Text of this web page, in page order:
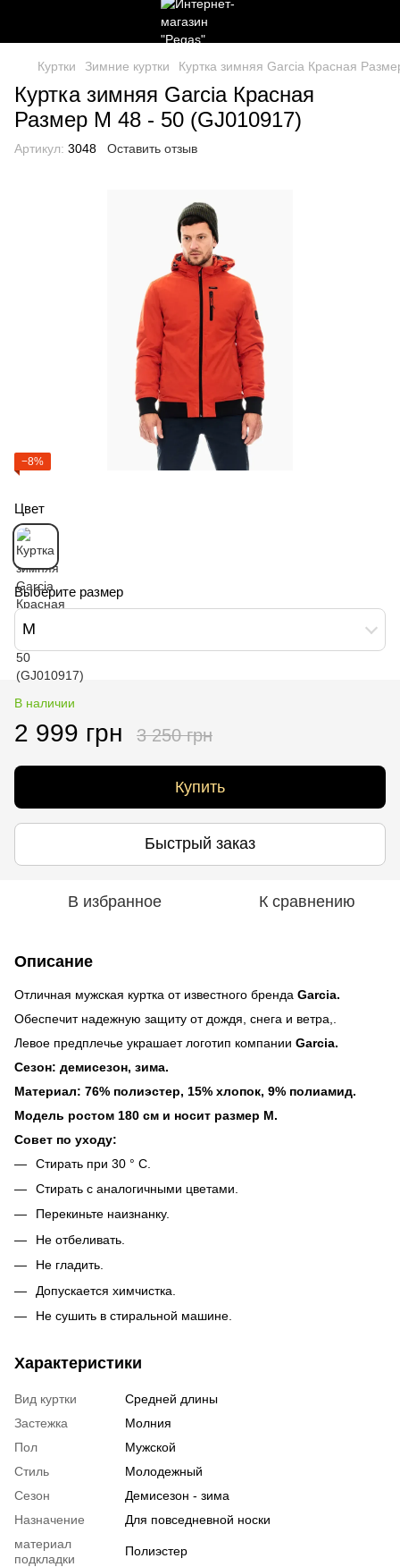
Куртки Зимние куртки Куртка зимняя Garcia Красная
Куртка зимняя Garcia Красная
Размер М 48 - 50 (GJ010917)
Артикул: 3048 Оставить отзыв
−8%
Цвет
Выберите размер
M
В наличии
2 999 грн 3 250 грн
Купить
Быстрый заказ
В избранное К сравнению
Описание
Отличная мужская куртка от известного бренда Garcia.
Обеспечит надежную защиту от дождя, снега и ветра,.
Левое предплечье украшает логотип компании Garcia.
Сезон: демисезон, зима.
Материал: 76% полиэстер, 15% хлопок, 9% полиамид.
Модель ростом 180 см и носит размер М.
Совет по уходу:
Стирать при 30 ° C.
Стирать с аналогичными цветами.
Перекиньте наизнанку.
Не отбеливать.
Не гладить.
Допускается химчистка.
Не сушить в стиральной машине.
Характеристики
Вид куртки
Средней длины
Застежка
Молния
Пол
Мужской
Стиль
Молодежный
Сезон
Демисезон - зима
Назначение
Для повседневной носки
материал
подкладки
Полиэстер